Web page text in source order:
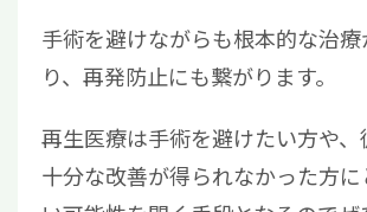
手術を避けながらも根本的な治
り、再発防止にも繋がります。
再生医療は手術を避けたい方や
十分な改善が得られなかった方に